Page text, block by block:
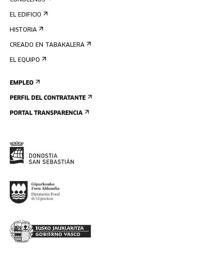
EL EDIFICIO
HISTORIA
CREADO EN TABAKALERA
EL EQUIPO
EMPLEO
PERFIL DEL CONTRATANTE
PORTAL TRANSPARENCIA